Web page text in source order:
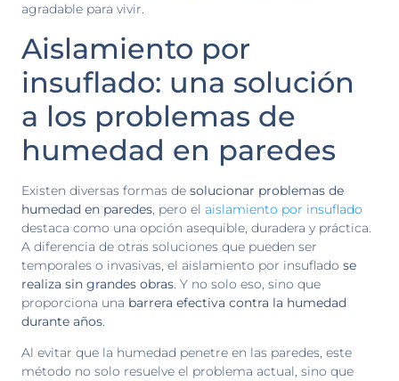
agradable para vivir.
Aislamiento por
insuflado: una solución
a los problemas de
humedad en paredes
Existen diversas formas de solucionar problemas de
humedad en paredes, pero el aislamiento por insuflado
destaca como una opción asequible, duradera y práctica.
A diferencia de otras soluciones que pueden ser
temporales o invasivas, el aislamiento por insuflado se
realiza sin grandes obras. Y no solo eso, sino que
proporciona una barrera efectiva contra la humedad
durante años.
Al evitar que la humedad penetre en las paredes, este
método no solo resuelve el problema actual, sino que